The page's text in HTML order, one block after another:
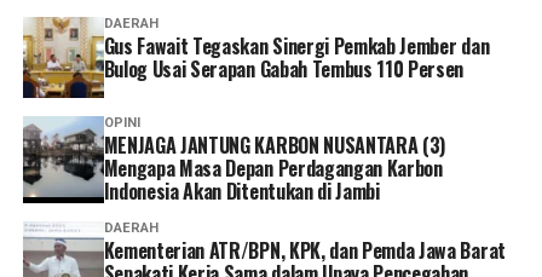
DAERAH
Gus Fawait Tegaskan Sinergi Pemkab Jember dan
Bulog Usai Serapan Gabah Tembus 110 Persen
OPINI
MENJAGA JANTUNG KARBON NUSANTARA (3)
Mengapa Masa Depan Perdagangan Karbon
Indonesia Akan Ditentukan di Jambi
DAERAH
Kementerian ATR/BPN, KPK, dan Pemda Jawa Barat